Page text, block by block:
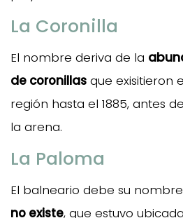
La Coronilla
El nombre deriva de la
de coronillas que exisitieron
región hasta el 1885, antes
la arena.
La Paloma
El balneario debe su
no existe, que estuvo